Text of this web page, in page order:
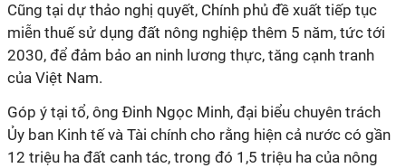
Cũng tại dự thảo nghị quyết, Chính phủ đề xuất tiếp tục
miễn thuế sử dụng đất nông nghiệp thêm 5 năm, tức tới
2030, để đảm bảo an ninh lương thực, tăng cạnh tranh
của Việt Nam.
Góp ý tại tổ, ông Đinh Ngọc Minh, đại biểu chuyên trách
Ủy ban Kinh tế và Tài chính cho rằng hiện cả nước có gần
12 triệu ha đất canh tác, trong đó 1,5 triệu ha của nông